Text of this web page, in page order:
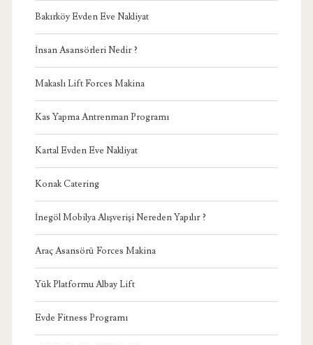
Bakırköy Evden Eve Nakliyat
İnsan Asansörleri Nedir ?
Makaslı Lift Forces Makina
Kas Yapma Antrenman Programı
Kartal Evden Eve Nakliyat
Konak Catering
İnegöl Mobilya Alışverişi Nereden Yapılır ?
Araç Asansörü Forces Makina
Yük Platformu Albay Lift
Evde Fitness Programı